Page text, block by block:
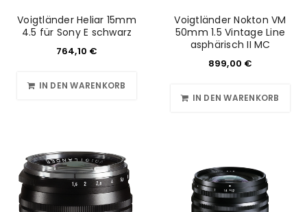
Voigtländer Heliar 15mm
4.5 für Sony E schwarz
764,10 €
IN DEN WARENKORB
Voigtländer Nokton VM
50mm 1.5 Vintage Line
asphärisch II MC
899,00 €
IN DEN WARENKORB